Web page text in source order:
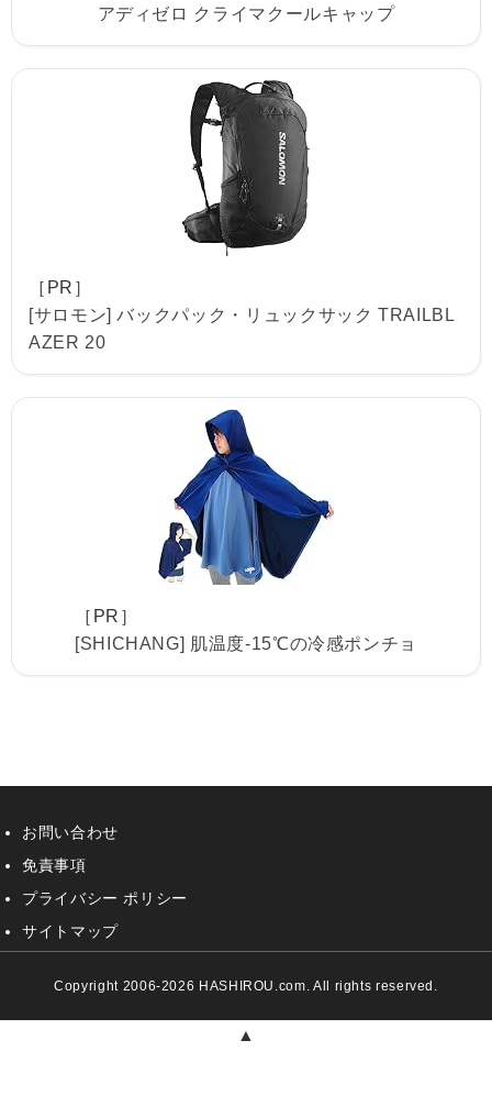
アディゼロ クライマクールキャップ
［PR］
[サロモン] バックパック・リュックサック TRAILBL
AZER 20
［PR］
[SHICHANG] 肌温度-15℃の冷感ポンチョ
お問い合わせ
免責事項
プライバシー ポリシー
サイトマップ
Copyright 2006-2026 HASHIROU.com. All rights reserved.
▲